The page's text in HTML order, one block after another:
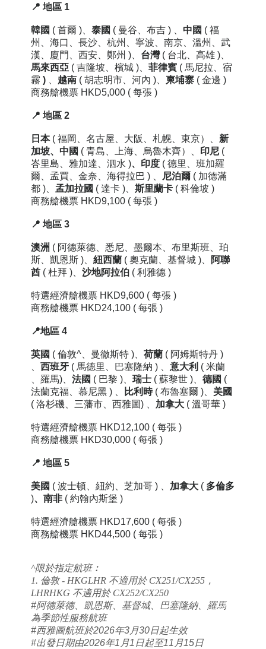
📍 地區 1
韓國 ( 首爾 )、泰國 ( 曼谷、布吉 ) 、中國 ( 福
州、海口、長沙、杭州、寧波、南京、溫州、武
漢、廈門、西安、鄭州 )、 台灣( 台北、高雄 )、
馬來西亞 ( 吉隆坡、檳城 )、菲律賓 ( 馬尼拉、宿
霧) 越南 ( 胡志明市、河內 )、 柬埔寨 ( 金邊 )
商務艙機票 HKD5,000 ( 每張 )
📍 地區 2
日本( 福岡 、名古屋、大阪、札幌、東京）
新
加坡、中國 ( 青島、上海、烏魯木齊）、 印尼 (
峇里島、雅加達、泗水 )、 印度 ( 德里、班加羅
爾、孟買、金奈、海得拉巴 )
尼泊爾 ( 加德滿
都 )
孟加拉國 ( 達卡 ) 、斯里蘭卡 ( 科倫坡 )
商務艙機票 HKD9,100 ( 每張 )
📍 地區3
澳洲 ( 阿德萊德、悉尼、墨爾本、布里斯班、珀
斯、凱恩斯 ) 、紐西蘭 ( 奧克蘭 、基督城 )
阿聯
酋 ( 杜拜 )、沙地阿拉伯 ( 利雅德 )
特選經濟艙機票 HKD9,600 ( 每張 )
商務艙機票 HKD24,100 ( 每張 )
📍地區 4
英國 ( 倫敦^、曼徹斯特 )、荷蘭 ( 阿姆斯特丹 )
、西班牙 ( 馬德里、 巴塞隆納 ) 、意大利 ( 米蘭
、羅馬)、法國 ( 巴黎 )、瑞士 ( 蘇黎世 )、德國 (
法蘭克福、慕尼黑 ) 比利時 (布魯塞爾 )
美國
(洛杉磯、三藩市 、西雅圖) 、 加拿大 ( 溫哥華 )
特選經濟艙機票 HKD12,100 ( 每張 )
商務艙機票 HKD30,000 ( 每張 )
📍地區5
美國 ( 波士頓、紐約、芝加哥 ) 、 加拿大 ( 多倫多
)、南非 ( 約翰內斯堡 )
特選經濟艙機票 HKD17,600 ( 每張 )
商務艙機票 HKD44,500 ( 每張 )
^限於指定航班︰
1. 倫敦 - HKGLHR 不適用於 CX251/CX255，
LHRHKG 不適用於 CX252/CX250
#阿德萊德、凱恩斯、基督城、巴塞隆納、羅馬
為季節性服務航班
#西雅圖航班於2026年3月30日起生效
#出發日期由2026年1月1日起至11月15日